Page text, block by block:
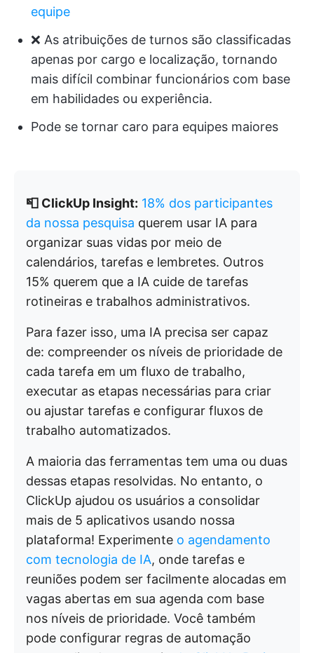
equipe
❌ As atribuições de turnos são classificadas
apenas por cargo e localização, tornando
mais difícil combinar funcionários com base
em habilidades ou experiência.
Pode se tornar caro para equipes maiores
📮 ClickUp Insight: 18% dos participantes
da nossa pesquisa querem usar IA para
organizar suas vidas por meio de
calendários, tarefas e lembretes. Outros
15% querem que a IA cuide de tarefas
rotineiras e trabalhos administrativos.
Para fazer isso, uma IA precisa ser capaz
de: compreender os níveis de prioridade de
cada tarefa em um fluxo de trabalho,
executar as etapas necessárias para criar
ou ajustar tarefas e configurar fluxos de
trabalho automatizados.
A maioria das ferramentas tem uma ou duas
dessas etapas resolvidas. No entanto, o
ClickUp ajudou os usuários a consolidar
mais de 5 aplicativos usando nossa
plataforma! Experimente o agendamento
com tecnologia de IA, onde tarefas e
reuniões podem ser facilmente alocadas em
vagas abertas em sua agenda com base
nos níveis de prioridade. Você também
pode configurar regras de automação